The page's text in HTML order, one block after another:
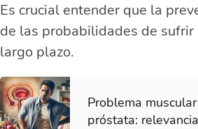
Es crucial entender que la
de las probabilidades de sufrir
largo plazo.
Problema
próstata: